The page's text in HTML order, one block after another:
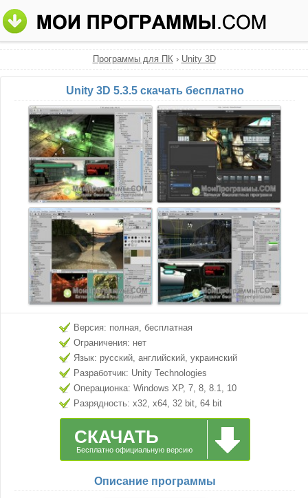
Программы для ПК› Unity 3D
Unity 3D 5.3.5 скачать бесплатно
Версия: полная, бесплатная
Ограничения: нет
Язык: русский, английский, украинский
Разработчик: Unity Technologies
Операционка: Windows XP, 7, 8, 8.1, 10
Разрядность: x32, x64, 32 bit, 64 bit
СКАЧАТЬ
Бесплатно официальную версию
Описание программы